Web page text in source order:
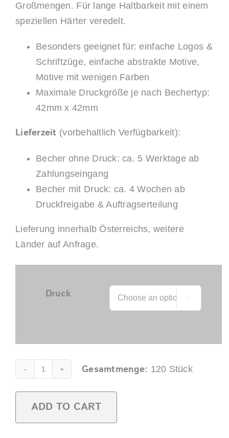
Großmengen. Für lange Haltbarkeit mit einem
speziellen Härter veredelt.
Besonders geeignet für: einfache Logos &
Schriftzüge, einfache abstrakte Motive,
Motive mit wenigen Farben
Maximale Druckgröße je nach Bechertyp:
42mm x 42mm
Lieferzeit (vorbehaltlich Verfügbarkeit):
Becher ohne Druck: ca. 5 Werktage ab
Zahlungseingang
Becher mit Druck: ca. 4 Wochen ab
Druckfreigabe & Auftragserteilung
Lieferung innerhalb Österreichs, weitere
Länder auf Anfrage.
Druck 
Tee-
und
Kaffeebecher
0,25l
Gesamtmenge: 120 Stück
ADD TO CART